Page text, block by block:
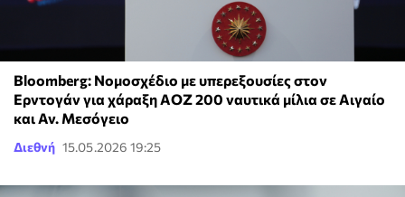
Bloomberg: Νομοσχέδιο με υπερεξουσίες στον
Ερντογάν για χάραξη ΑΟΖ 200 ναυτικά μίλια σε Αιγαίο
και Αν. Μεσόγειο
Διεθνή 15.05.2026 19:25